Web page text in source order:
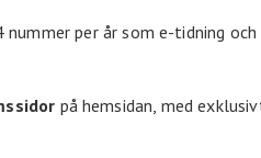
4 nummer per år som e-tidning
på hemsidan, med